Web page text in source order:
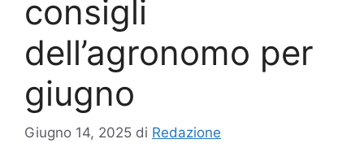
consigli
dell’agronomo per
giugno
Giugno 14, 2025 di Redazione